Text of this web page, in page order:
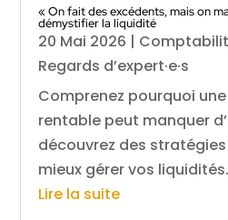
« On fait des excédents, mais on
démystifier la liquidité
20 Mai 2026 |
Regards d’expert·e·s
Comprenez pourquoi
rentable peut manquer
découvrez des
mieux gérer vos liquidités.
Lire la suite